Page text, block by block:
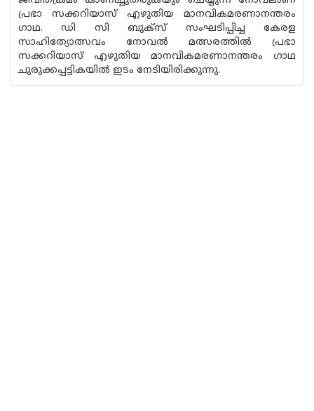
പ്രഭാ സക്കറിയാസ് എഴുതിയ മാനവികമരണാനന്തരം
ഗാഥ. ഡി സി ബുക്‌സ് സംഘടിപ്പിച്ച കേരള
സാഹിത്യോത്സവം നോവൽ മത്സരത്തിൽ പ്രഭാ
സക്കറിയാസ് എഴുതിയ മാനവികമരണാനന്തരം ഗാഥ
ചുരുക്കപ്പട്ടികയിൽ ഇടം നേടിയിരിക്കുന്നു.